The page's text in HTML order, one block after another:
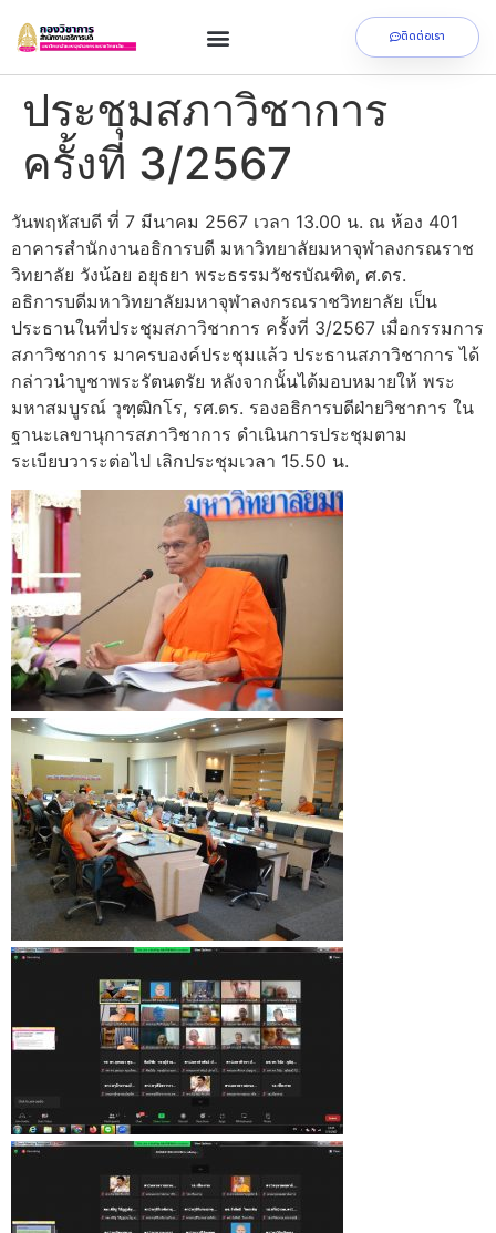
ติดต่อเรา
ประชุมสภาวิชาการ
ครั้งที่ 3/2567
วันพฤหัสบดี ที่ 7 มีนาคม 2567 เวลา 13.00 น. ณ ห้อง 401
อาคารสำนักงานอธิการบดี มหาวิทยาลัยมหาจุฬาลงกรณราช
วิทยาลัย วังน้อย อยุธยา พระธรรมวัชรบัณฑิต, ศ.ดร.
อธิการบดีมหาวิทยาลัยมหาจุฬาลงกรณราชวิทยาลัย เป็น
ประธานในที่ประชุมสภาวิชาการ ครั้งที่ 3/2567 เมื่อกรรมการ
สภาวิชาการ มาครบองค์ประชุมแล้ว ประธานสภาวิชาการ ได้
กล่าวนำบูชาพระรัตนตรัย หลังจากนั้นได้มอบหมายให้ พระ
มหาสมบูรณ์ วุฑฺฒิกโร, รศ.ดร. รองอธิการบดีฝ่ายวิชาการ ใน
ฐานะเลขานุการสภาวิชาการ ดำเนินการประชุมตาม
ระเบียบวาระต่อไป เลิกประชุมเวลา 15.50 น.